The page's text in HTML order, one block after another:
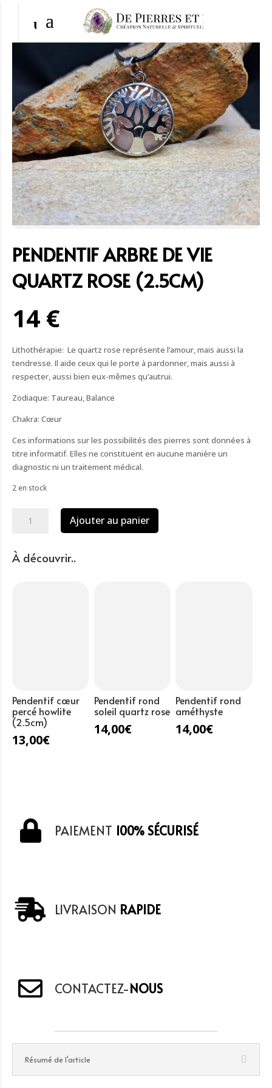
PENDENTIF ARBRE DE VIE
QUARTZ ROSE (2.5CM)
14 €
Lithothérapie: Le quartz rose représente l’amour, mais aussi la
tendresse. Il aide ceux qui le porte à pardonner, mais aussi à
respecter, aussi bien eux-mêmes qu’autrui.
Zodiaque: Taureau, Balance
Chakra: Cœur
Ces informations sur les possibilités des pierres sont données à
titre informatif. Elles ne constituent en aucune manière un
diagnostic ni un traitement médical.
2 en stock
arbre
Ajouter au panier
À découvrir..
Pendentif cœur
percé howlite
(2.5cm)
13,00€
Pendentif rond
soleil quartz rose
14,00€
Pendentif rond
améthyste
14,00€
PAIEMENT 100% SÉCURISÉ
LIVRAISON RAPIDE
CONTACTEZ-NOUS
Résumé de l'article